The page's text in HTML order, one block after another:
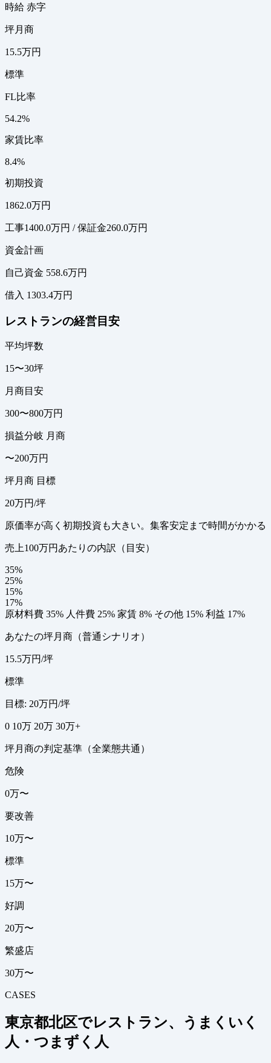
時給 赤字
坪月商
15.5万円
標準
FL比率
54.2%
家賃比率
8.4%
初期投資
1862.0万円
工事1400.0万円 / 保証金260.0万円
資金計画
自己資金 558.6万円
借入 1303.4万円
レストランの経営目安
平均坪数
15〜30坪
月商目安
300〜800万円
損益分岐 月商
〜200万円
坪月商 目標
20万円/坪
原価率が高く初期投資も大きい。集客安定まで時間がかかる
売上100万円あたりの内訳（目安）
35%
25%
15%
17%
原材料費 35% 人件費 25% 家賃 8% その他 15% 利益 17%
あなたの坪月商（普通シナリオ）
15.5万円/坪
標準
目標: 20万円/坪
0 10万 20万 30万+
坪月商の判定基準（全業態共通）
危険
0万〜
要改善
10万〜
標準
15万〜
好調
20万〜
繁盛店
30万〜
CASES
東京都北区でレストラン、うまくいく
人・つまずく人